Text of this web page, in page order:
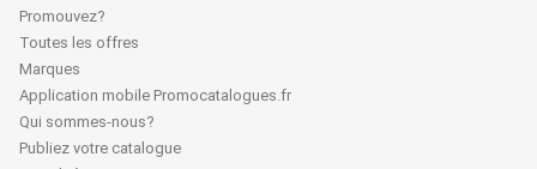
Promouvez?
Toutes les offres
Marques
Application mobile Promocatalogues.fr
Qui sommes-nous?
Publiez votre catalogue